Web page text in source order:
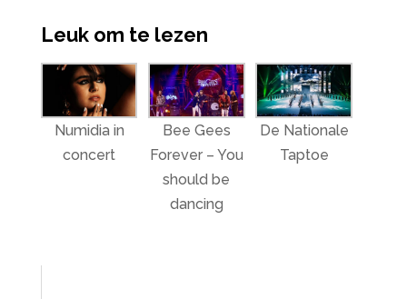
Leuk om te lezen
Numidia in
concert
Bee Gees
Forever – You
should be
dancing
De Nationale
Taptoe